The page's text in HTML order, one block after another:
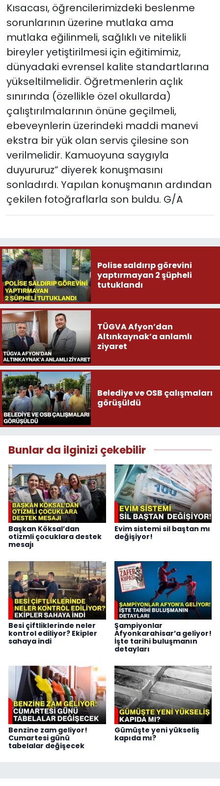
Kısacası, öğrencilerimizdeki beslenme
sorunlarının üzerine mutlaka ama
mutlaka eğilinmeli, sağlıklı ve nitelikli
bireyler yetiştirilmesi için eğitimimiz,
dünyadaki evrensel kalite standartlarına
yükseltilmelidir. Öğretmenlerin açlık
sınırında (özellikle özel okullarda)
çalıştırılmalarının önüne geçilmeli,
ebeveynlerin üzerindeki maddi manevi
ekstra bir yük olan servis çilesine son
verilmelidir. Kamuoyuna saygıyla
duyururuz” diyerek konuşmasını
sonladırdı. Yapılan konuşmanın ardından
çekilen fotoğraflarla son buldu. G/A
Polise saldırıp görevini
yaptırmayan 2 şüpheli
tutuklandı
TÜGVA Afyon’dan
Altınkaynak’a anlamlı
ziyaret
Belediye ve OSB çalışmaları
görüşüldü
Bunlar da ilginizi çekebilir
Başkan Köksal’dan
otizmli çocuklara destek
mesajı
Evim sistemi sil baştan mı
değişiyor!
Besi çiftliklerinde neler
kontrol ediliyor? Ekipler
sahaya indi
Şampiyonlar
Afyonkarahisar’a geliyor!
İşte tarihi buluşmanın
detayları
Benzine zam geliyor!
Cumartesi günü
tabelalar değişecek
Gümüşte yeni yükseliş
kapıda mı?